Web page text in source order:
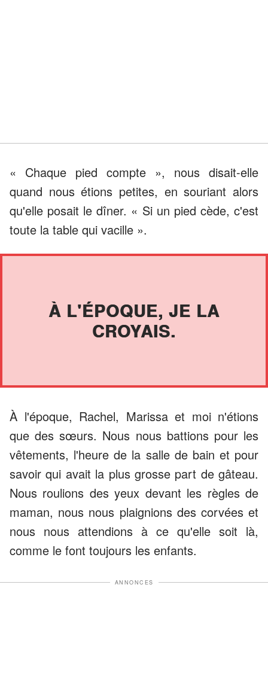
« Chaque pied compte », nous disait-elle
quand nous étions petites, en souriant alors
qu'elle posait le dîner. « Si un pied cède, c'est
toute la table qui vacille ».
À L'ÉPOQUE, JE LA
CROYAIS.
À l'époque, Rachel, Marissa et moi n'étions
que des sœurs. Nous nous battions pour les
vêtements, l'heure de la salle de bain et pour
savoir qui avait la plus grosse part de gâteau.
Nous roulions des yeux devant les règles de
maman, nous nous plaignions des corvées et
nous nous attendions à ce qu'elle soit là,
comme le font toujours les enfants.
ANNONCES